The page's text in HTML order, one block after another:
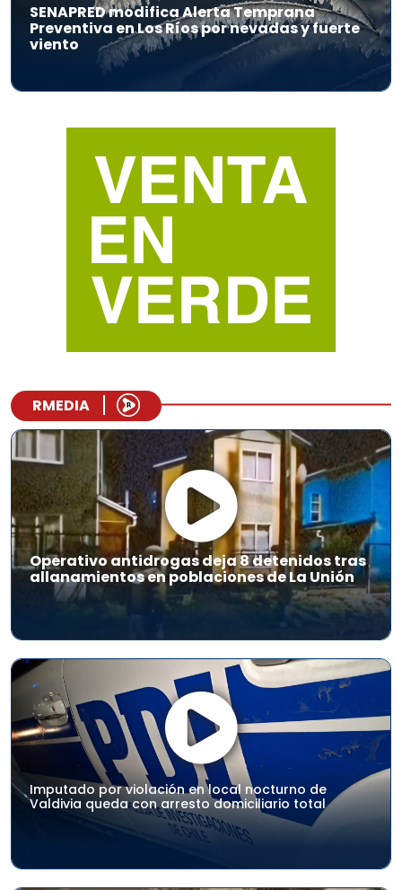
SENAPRED modifica Alerta Temprana
Preventiva en Los Ríos por nevadas y fuerte
viento
RMEDIA
Operativo antidrogas deja 8 detenidos tras
allanamientos en poblaciones de La Unión
Imputado por violación en local nocturno de
Valdivia queda con arresto domiciliario total